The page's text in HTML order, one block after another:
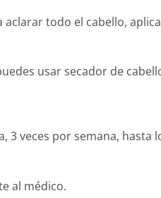
aclarar todo el cabello,
usar secador de
3 veces por semana, hasta
al médico.